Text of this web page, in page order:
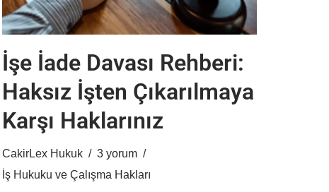
İşe İade Davası Rehberi:
Haksız İşten Çıkarılmaya
Karşı Haklarınız
CakirLex Hukuk
3 yorum
İş Hukuku ve Çalışma Hakları